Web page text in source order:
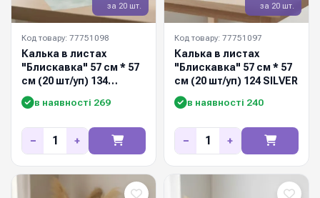
за 20 шт.
Код товару: 77751098
Калька в листах
"Блискавка" 57 см * 57
см (20 шт/уп) 134
PASTEL GREEN
в наявності 269
− +
за 20 шт.
Код товару: 77751097
Калька в листах
"Блискавка" 57 см * 57
см (20 шт/уп) 124 SILVER
в наявності 240
− +